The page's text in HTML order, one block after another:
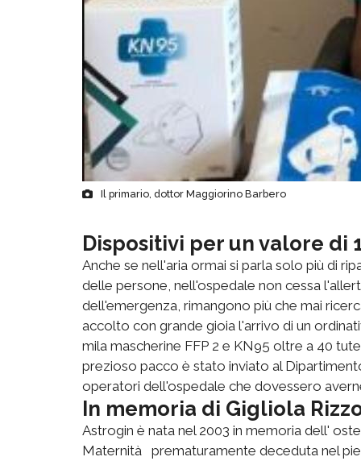
Il primario, dottor Maggiorino Barbero
Dispositivi per un valore di
Anche se nell'aria ormai si parla solo più di
delle persone, nell'ospedale non cessa
dell'emergenza, rimangono più che mai
accolto con grande gioia l'arrivo di un
mila mascherine FFP 2 e KN95 oltre a 40
prezioso pacco è stato inviato al
operatori dell'ospedale che dovessero
In memoria di Gigliola
Astrogin è nata nel 2003 in memoria dell'
Maternità prematuramente deceduta nel